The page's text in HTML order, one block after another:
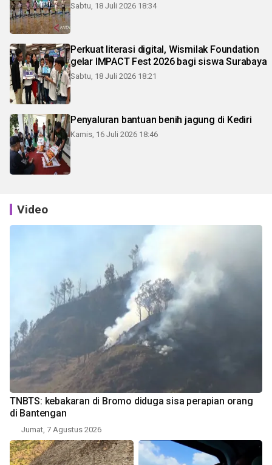
Sabtu, 18 Juli 2026 18:34
Perkuat literasi digital, Wismilak Foundation
gelar IMPACT Fest 2026 bagi siswa Surabaya
Sabtu, 18 Juli 2026 18:21
Penyaluran bantuan benih jagung di Kediri
Kamis, 16 Juli 2026 18:46
Video
TNBTS: kebakaran di Bromo diduga sisa perapian orang
di Bantengan
Jumat, 7 Agustus 2026